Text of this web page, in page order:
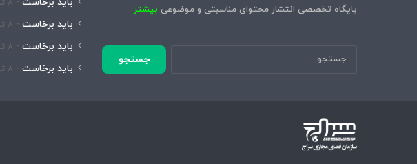
پایگاه تخصصی انتشار محتوای مناسبتی و موضوعی بیشتر
جستجو
برای:
۸ تیر ۱۴۰۵
باید برخاست ۸ تیر ۱۴۰۵
باید برخاست ۸ تیر ۱۴۰۵
باید برخاست ۸ تیر ۱۴۰۵